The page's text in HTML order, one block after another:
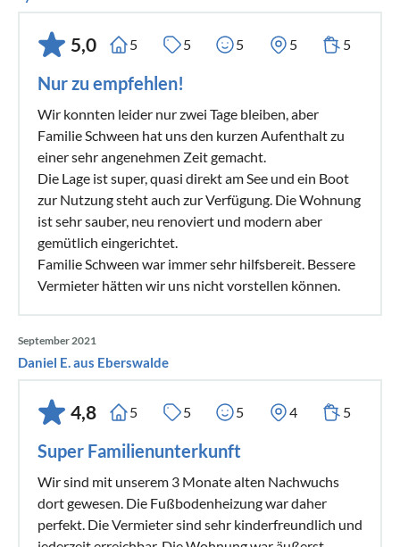
5,0 5 5 5 5 5
Nur zu empfehlen!
Wir konnten leider nur zwei Tage bleiben, aber
Familie Schween hat uns den kurzen Aufenthalt zu
einer sehr angenehmen Zeit gemacht.
Die Lage ist super, quasi direkt am See und ein Boot
zur Nutzung steht auch zur Verfügung. Die Wohnung
ist sehr sauber, neu renoviert und modern aber
gemütlich eingerichtet.
Familie Schween war immer sehr hilfsbereit. Bessere
Vermieter hätten wir uns nicht vorstellen können.
September 2021
Daniel E. aus Eberswalde
4,8 5 5 5 4 5
Super Familienunterkunft
Wir sind mit unserem 3 Monate alten Nachwuchs
dort gewesen. Die Fußbodenheizung war daher
perfekt. Die Vermieter sind sehr kinderfreundlich und